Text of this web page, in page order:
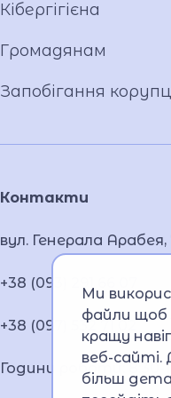
Контакти
вул. Генерала Арабея,
+38 (093) 291 66 07
+38 (097) 532 71 02
Години роботи: 8:30-
Кібергігієна
Громадянам
Запобігання
Ми
файли щоб
кращу
веб-
більш